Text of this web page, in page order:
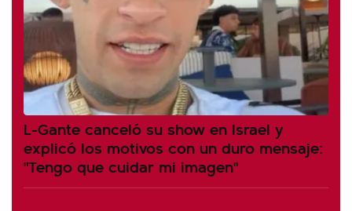
L-Gante canceló su show en Israel y
explicó los motivos con un duro mensaje:
"Tengo que cuidar mi imagen"